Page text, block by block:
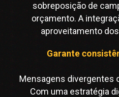
sobreposição de
orçamento. A
aproveitamento
Garante
Mensagens divergentes
Com uma estratégia